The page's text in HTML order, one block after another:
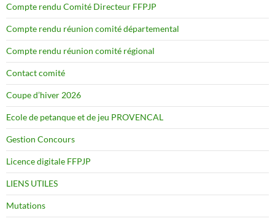
Compte rendu Comité Directeur FFPJP
Compte rendu réunion comité départemental
Compte rendu réunion comité régional
Contact comité
Coupe d’hiver 2026
Ecole de petanque et de jeu PROVENCAL
Gestion Concours
Licence digitale FFPJP
LIENS UTILES
Mutations